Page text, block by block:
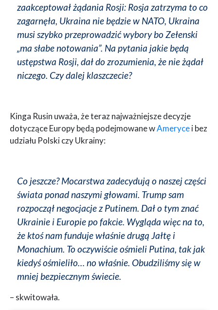
zaakceptował żądania Rosji: Rosja zatrzyma to co
zagarnęła, Ukraina nie będzie w NATO, Ukraina
musi szybko przeprowadzić wybory bo Zełenski
„ma słabe notowania”. Na pytania jakie będą
ustępstwa Rosji, dał do zrozumienia, że nie żądał
niczego. Czy dalej klaszczecie?
Kinga Rusin uważa, że teraz najważniejsze decyzje
dotyczące Europy będą podejmowane wAmerycei bez
udziału Polski czy Ukrainy:
Co jeszcze? Mocarstwa zadecydują o naszej części
świata ponad naszymi głowami. Trump sam
rozpoczął negocjacje z Putinem. Dał o tym znać
Ukrainie i Europie po fakcie. Wygląda więc na to,
że ktoś nam funduje właśnie drugą Jałtę i
Monachium. To oczywiście ośmieli Putina, tak jak
kiedyś ośmieliło… no właśnie. Obudziliśmy się w
mniej bezpiecznym świecie.
– skwitowała.